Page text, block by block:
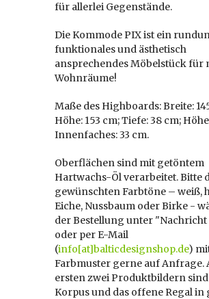
für allerlei Gegenstände.
Die Kommode PIX ist ein
funktionales und ästhetisch
ansprechendes Möbelstück für
Wohnräume!
Maße des Highboards: Breite:
Höhe: 153 cm; Tiefe: 38 cm;
Innenfaches: 33 cm.
Oberflächen sind mit getöntem
Hartwachs-Öl verarbeitet. Bitte
gewünschten Farbtöne – weiß,
Eiche, Nussbaum oder Birke -
der Bestellung unter "Nachricht
oder per E-Mail
(info[at]balticdesignshop.de)
Farbmuster gerne auf Anfrage.
ersten zwei Produktbildern
Korpus und das offene Regal in